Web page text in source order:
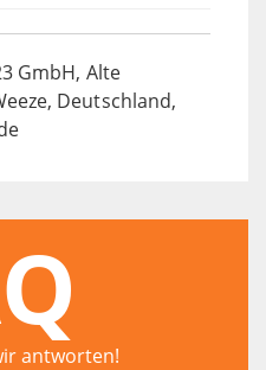
GmbH, Alte
Deutschland,
antworten!